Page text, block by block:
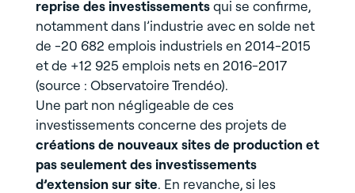
reprise des investissementsqui se confirme,
notamment dans l’industrie avec en solde net
de -20 682 emplois industriels en 2014-2015
et de +12 925 emplois nets en 2016-2017
(source : Observatoire Trendéo).
Une part non négligeable de ces
investissements concerne des projets de
créations de nouveaux sites de production et
pas seulement des investissements
d’extension sur site. En revanche, si les